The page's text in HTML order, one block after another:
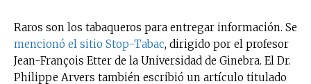
tobacco harm reduction in your email.
SUBSCRIBIRSE
Raros son los tabaqueros para entregar información. Se
mencionó el sitio Stop-Tabac, dirigido por el profesor
Jean-François Etter de la Universidad de Ginebra. El Dr.
Philippe Arvers también escribió un artículo titulado